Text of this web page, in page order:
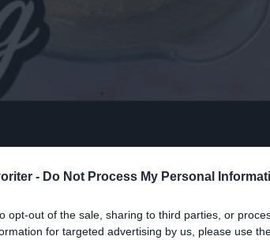
- Do Not Process My Personal
opt-out of the sale, sharing to third parties, or
for targeted advertising by us, please use